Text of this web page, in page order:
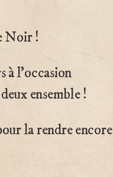
Noir !
à l’occasion
ensemble !
la rendre encore